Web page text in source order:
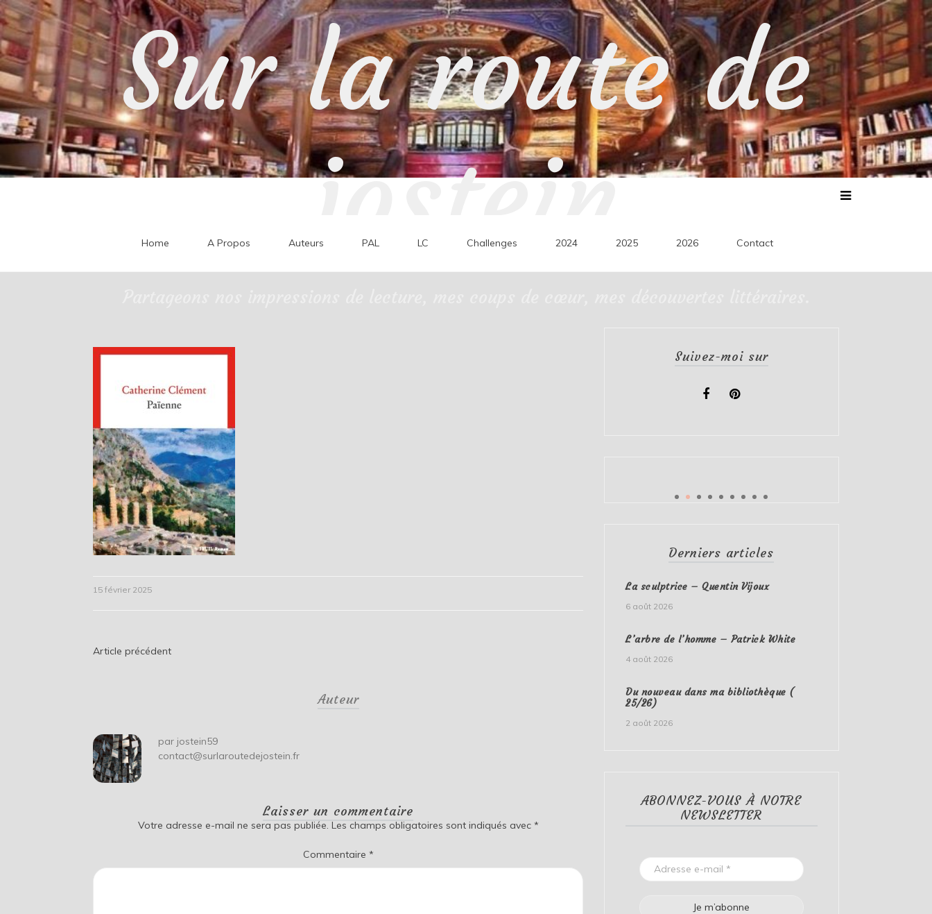
Skip
to
content
Sur la route de
jostein
Home A Propos Auteurs PAL LC Challenges 2024 2025 2026 Contact
15 février 2025
Navigation
Article précédent
Auteur
par jostein59
contact@surlaroutedejostein.fr
Laisser un commentaire
Votre adresse e-mail ne sera pas publiée. Les champs obligatoires sont indiqués avec *
Commentaire *
Suivez-moi sur
Derniers articles
La sculptrice – Quentin Vijoux
6 août 2026
L’arbre de l’homme – Patrick White
4 août 2026
Du nouveau dans ma bibliothèque (
25/26)
2 août 2026
ABONNEZ-VOUS À NOTRE
NEWSLETTER